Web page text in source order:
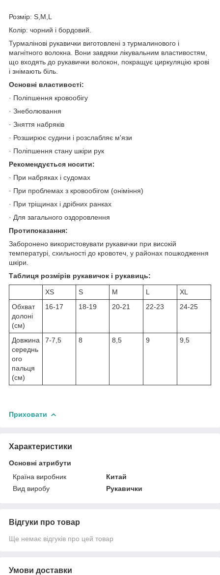
Розмір: S,M,L
Колір: чорний і бордовий.
Турмалінові рукавички виготовлені з турмалинового і
магнітного волокна. Вони завдяки лікувальним властивостям,
що входять до рукавички волокон, покращує циркуляцію крові
і знімають біль.
Основні властивості:
· Поліпшення кровообігу
· Знеболювання
· Зняття набряків
· Розширює судини і розслабляє м'язи
· Поліпшення стану шкіри рук
Рекомендується носити:
· При набряках і судомах
· При проблемах з кровообігом (оніміння)
· При тріщинах і дрібних ранках
· Для загального оздоровлення
Протипоказання:
Заборонено використовувати рукавички при високій
температурі, схильності до кровотеч, у районах пошкодження
шкіри.
Таблиця розмірів рукавичок і рукавиць:
XS S M L
XL
Обхват
долоні
(см)
16-17 18-19 20-21 22-23 24-25
Довжина
середнь
ого
пальця
(см)
7-7,5 8 8,5 9 9,5
Приховати
Характеристики
Основні атрибути
Країна виробник
Китай
Вид виробу
Рукавички
Відгуки про товар
Ще немає відгуків про цей товар
Умови доставки